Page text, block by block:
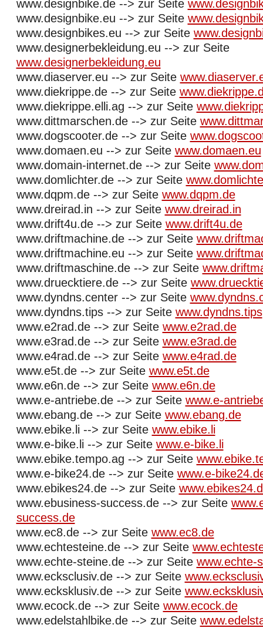
www.designbike.de --> zur Seite
www.designbike.eu --> zur Seite
www.designbikes.eu --> zur Seite
www.designerbekleidung.eu --> zur Seite
www.designerbekleidung.eu
www.diaserver.eu --> zur Seite
www.diekrippe.de --> zur Seite
www.diekrippe.elli.ag --> zur Seite
www.dittmarschen.de --> zur Seite
www.dogscooter.de --> zur Seite
www.domaen.eu --> zur Seite www.domaen.eu
www.domain-internet.de --> zur Seite
www.domlichter.de --> zur Seite
www.dqpm.de --> zur Seite www.dqpm.de
www.dreirad.in --> zur Seite www.dreirad.in
www.drift4u.de --> zur Seite www.drift4u.de
www.driftmachine.de --> zur Seite
www.driftmachine.eu --> zur Seite
www.driftmaschine.de --> zur Seite
www.druecktiere.de --> zur Seite
www.dyndns.center --> zur Seite
www.dyndns.tips --> zur Seite www.dyndns.tips
www.e2rad.de --> zur Seite www.e2rad.de
www.e3rad.de --> zur Seite www.e3rad.de
www.e4rad.de --> zur Seite www.e4rad.de
www.e5t.de --> zur Seite www.e5t.de
www.e6n.de --> zur Seite www.e6n.de
www.e-antriebe.de --> zur Seite www.e-
www.ebang.de --> zur Seite www.ebang.de
www.ebike.li --> zur Seite www.ebike.li
www.e-bike.li --> zur Seite www.e-bike.li
www.ebike.tempo.ag --> zur Seite
www.e-bike24.de --> zur Seite www.e-
www.ebikes24.de --> zur Seite
www.ebusiness-success.de --> zur Seite
success.de
www.ec8.de --> zur Seite www.ec8.de
www.echtesteine.de --> zur Seite
www.echte-steine.de --> zur Seite www.echte-
www.ecksclusiv.de --> zur Seite
www.ecksklusiv.de --> zur Seite
www.ecock.de --> zur Seite www.ecock.de
www.edelstahlbike.de --> zur Seite